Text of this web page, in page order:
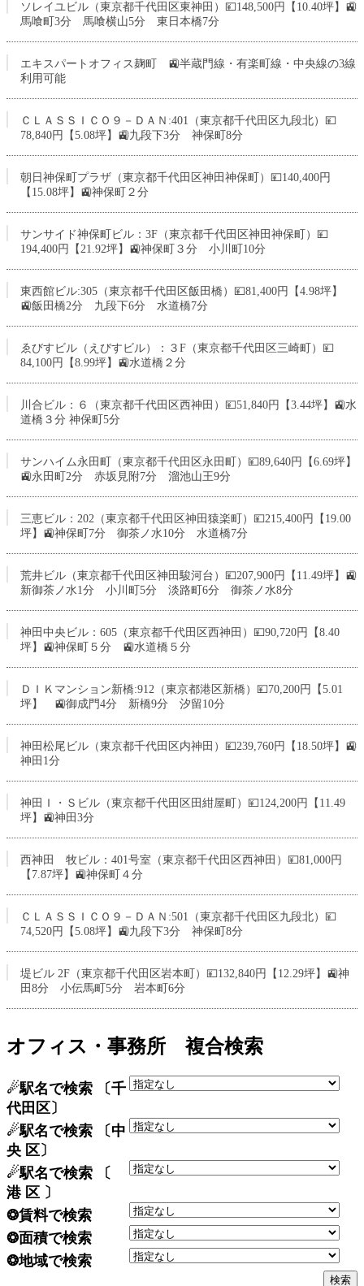
ソレイユビル（東京都千代田区東神田）💴148,500円【10.40坪】🚉
馬喰町3分 馬喰横山5分 東日本橋7分
エキスパートオフィス麹町 🚉半蔵門線・有楽町線・中央線の3線
利用可能
ＣＬＡＳＳＩＣＯ９－ＤＡＮ:401（東京都千代田区九段北）💴
78,840円【5.08坪】🚉九段下3分 神保町8分
朝日神保町プラザ（東京都千代田区神田神保町）💴140,400円
【15.08坪】🚉神保町２分
サンサイド神保町ビル：3F（東京都千代田区神田神保町）💴
194,400円【21.92坪】🚉神保町３分 小川町10分
東西館ビル:305（東京都千代田区飯田橋）💴81,400円【4.98坪】
🚉飯田橋2分 九段下6分 水道橋7分
ゑびすビル（えびすビル）：３F（東京都千代田区三崎町）💴
84,100円【8.99坪】🚉水道橋２分
川合ビル：６（東京都千代田区西神田）💴51,840円【3.44坪】🚉水
道橋３分 神保町5分
サンハイム永田町（東京都千代田区永田町）💴89,640円【6.69坪】
🚉永田町2分 赤坂見附7分 溜池山王9分
三恵ビル：202（東京都千代田区神田猿楽町）💴215,400円【19.00
坪】🚉神保町7分 御茶ノ水10分 水道橋7分
荒井ビル（東京都千代田区神田駿河台）💴207,900円【11.49坪】🚉
新御茶ノ水1分 小川町5分 淡路町6分 御茶ノ水8分
神田中央ビル：605（東京都千代田区西神田）💴90,720円【8.40
坪】🚉神保町５分 🚉水道橋５分
ＤＩＫマンション新橋:912（東京都港区新橋）💴70,200円【5.01
坪】 🚉御成門4分 新橋9分 汐留10分
神田松尾ビル（東京都千代田区内神田）💴239,760円【18.50坪】🚉
神田1分
神田Ｉ・Ｓビル（東京都千代田区田紺屋町）💴124,200円【11.49
坪】🚉神田3分
西神田 牧ビル：401号室（東京都千代田区西神田）💴81,000円
【7.87坪】🚉神保町４分
ＣＬＡＳＳＩＣＯ９－ＤＡＮ:501（東京都千代田区九段北）💴
74,520円【5.08坪】🚉九段下3分 神保町8分
堤ビル 2F（東京都千代田区岩本町）💴132,840円【12.29坪】🚉神
田8分 小伝馬町5分 岩本町6分
オフィス・事務所 複合検索
☄駅名で検索 〔千
代田区〕
☄駅名で検索 〔中
央 区〕
☄駅名で検索 〔
港 区 〕
❂賃料で検索
❂面積で検索
❂地域で検索